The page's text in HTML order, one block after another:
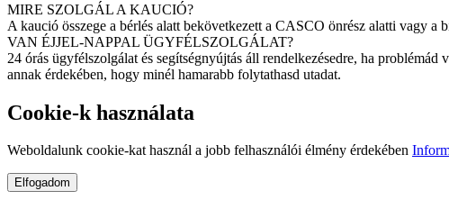
MIRE SZOLGÁL A KAUCIÓ?
A kaució összege a bérlés alatt bekövetkezett a CASCO önrész alatti vagy a
VAN ÉJJEL-NAPPAL ÜGYFÉLSZOLGÁLAT?
24 órás ügyfélszolgálat és segítségnyújtás áll rendelkezésedre, ha
annak érdekében, hogy minél hamarabb folytathasd utadat.
Cookie-k használata
Weboldalunk cookie-kat használ a jobb felhasználói élmény érdekében
Elfogadom